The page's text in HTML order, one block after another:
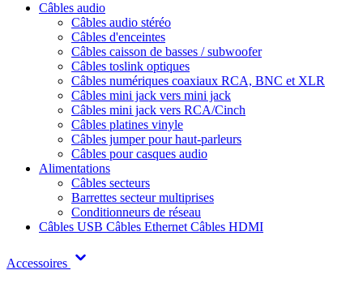
Câbles audio
Câbles audio stéréo
Câbles d'enceintes
Câbles caisson de basses / subwoofer
Câbles toslink optiques
Câbles numériques coaxiaux RCA, BNC et XLR
Câbles mini jack vers mini jack
Câbles mini jack vers RCA/Cinch
Câbles platines vinyle
Câbles jumper pour haut-parleurs
Câbles pour casques audio
Alimentations
Câbles secteurs
Barrettes secteur multiprises
Conditionneurs de réseau
Câbles USB Câbles Ethernet Câbles HDMI
Accessoires